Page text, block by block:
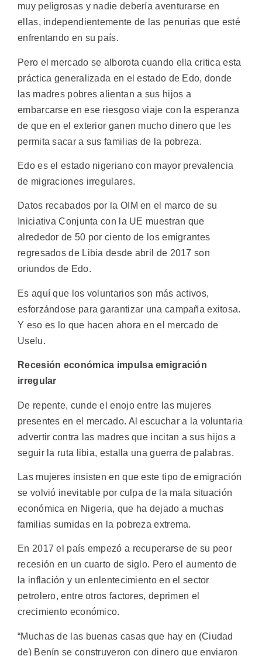
muy peligrosas y nadie debería aventurarse en
ellas, independientemente de las penurias que esté
enfrentando en su país.
Pero el mercado se alborota cuando ella critica esta
práctica generalizada en el estado de Edo, donde
las madres pobres alientan a sus hijos a
embarcarse en ese riesgoso viaje con la esperanza
de que en el exterior ganen mucho dinero que les
permita sacar a sus familias de la pobreza.
Edo es el estado nigeriano con mayor prevalencia
de migraciones irregulares.
Datos recabados por la OIM en el marco de su
Iniciativa Conjunta con la UE muestran que
alrededor de 50 por ciento de los emigrantes
regresados de Libia desde abril de 2017 son
oriundos de Edo.
Es aquí que los voluntarios son más activos,
esforzándose para garantizar una campaña exitosa.
Y eso es lo que hacen ahora en el mercado de
Uselu.
Recesión económica impulsa emigración
irregular
De repente, cunde el enojo entre las mujeres
presentes en el mercado. Al escuchar a la voluntaria
advertir contra las madres que incitan a sus hijos a
seguir la ruta libia, estalla una guerra de palabras.
Las mujeres insisten en que este tipo de emigración
se volvió inevitable por culpa de la mala situación
económica en Nigeria, que ha dejado a muchas
familias sumidas en la pobreza extrema.
En 2017 el país empezó a recuperarse de su peor
recesión en un cuarto de siglo. Pero el aumento de
la inflación y un enlentecimiento en el sector
petrolero, entre otros factores, deprimen el
crecimiento económico.
“Muchas de las buenas casas que hay en (Ciudad
de) Benín se construyeron con dinero que enviaron